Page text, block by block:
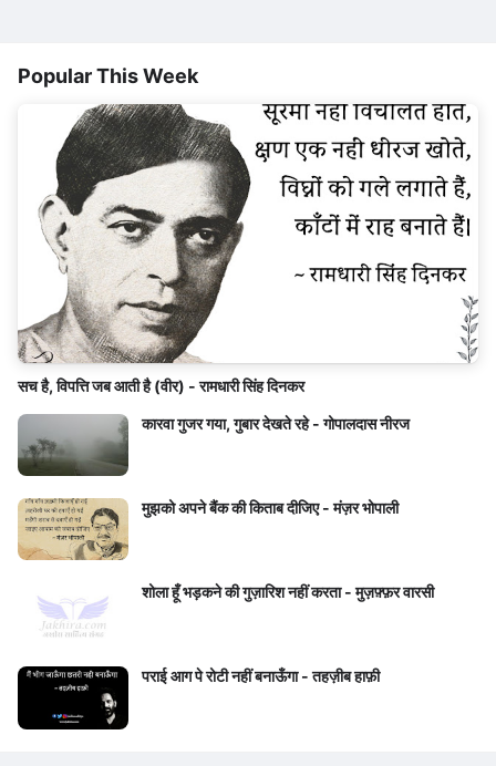
Popular This Week
सच है, विपत्ति जब आती है (वीर) - रामधारी सिंह दिनकर
कारवा गुजर गया, गुबार देखते रहे - गोपालदास नीरज
मुझको अपने बैंक की किताब दीजिए - मंज़र भोपाली
शोला हूँ भड़कने की गुज़ारिश नहीं करता - मुज़फ़्फ़र वारसी
पराई आग पे रोटी नहीं बनाऊँगा - तहज़ीब हाफ़ी